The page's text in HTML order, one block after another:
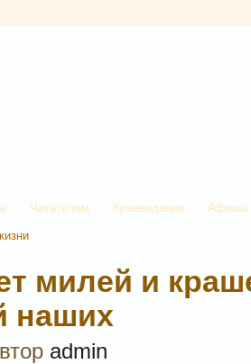
Читателям Краеведение Афиша
милей и
наших
admin